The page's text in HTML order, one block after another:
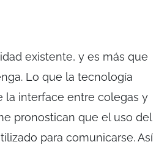
existente, y es más que
Lo que la tecnología
la interface entre colegas y
pronostican que el uso del
para comunicarse. Así